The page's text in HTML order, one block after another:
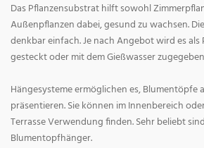
Das Pflanzensubstrat hilft sowohl
Außenpflanzen dabei, gesund zu wachsen.
denkbar einfach. Je nach Angebot wird es als
gesteckt oder mit dem Gießwasser
Hängesysteme ermöglichen es, Blumentöpfe
präsentieren. Sie können im Innenbereich
Terrasse Verwendung finden. Sehr beliebt
Blumentopfhänger.